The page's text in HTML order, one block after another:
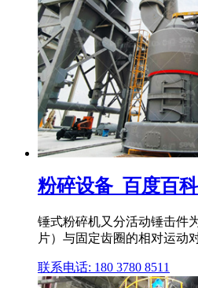
粉碎设备_百度百科
锤式粉碎机又分活动锤击件
片）与固定齿圈的相对运动
联系电话: 180 3780 8511